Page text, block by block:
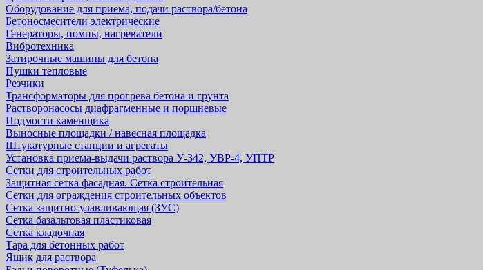
Оборудование для приема, подачи раствора/бетона
Бетоносмесители электрические
Генераторы, помпы, нагреватели
Вибротехника
Затирочные машины для бетона
Пушки тепловые
Резчики
Трансформаторы для прогрева бетона и грунта
Растворонасосы диафрагменные и поршневые
Подмости каменщика
Выносные площадки / навесная площадка
Штукатурные станции и агрегаты
Установка приема-выдачи раствора У-342, УВР-4, УПТР
Сетки для строительных работ
Защитная cетка фасадная. Сетка строительная
Сетки для ограждения строительных объектов
Сетка защитно-улавливающая (ЗУС)
Сетка базальтовая пластиковая
Сетка кладочная
Тара для бетонных работ
Ящик для раствора